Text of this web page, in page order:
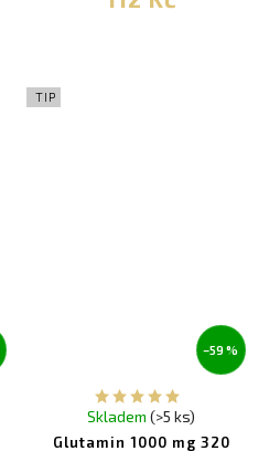
TIP
–59 %
Glutamin 1000 mg 320
Skladem(>5 ks)